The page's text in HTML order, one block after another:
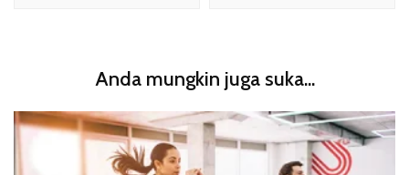
Anda mungkin juga suka...